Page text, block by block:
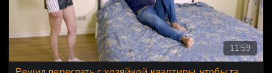
11:59